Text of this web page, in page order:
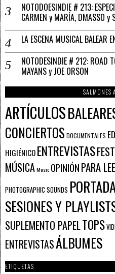
NOTODOESINDIE # 213:
CARMEN y MARÍA, DMASSO y
LA ESCENA MUSICAL BALEAR
NOTODESINDIE # 212: ROAD
MAYANS y JOE ORSON
SALMONES
ARTÍCULOS
CONCIERTOS DOCUMENTALES
HIGIÉNICOENTREVISTAS
MÚSICAMusic OPINIÓNPARA
PHOTOGRAPHIC SOUNDS
SESIONES Y
SUPLEMENTO PAPELTOPS
ENTREVISTASÁLBUMES
ETIQUETAS